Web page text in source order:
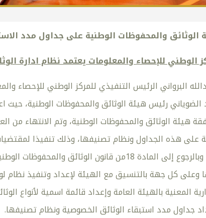
الوثائق والمحفوظات الوطنية على جداول مدد
الوطني للإحصاء والمعلومات يعتمد نظام ادارة
البرواني الرئيس التنفيذي للمركز الوطني للإحصاء
رئيس هيئة الوثائق والمحفوظات الوطنية، حيث
هيئة الوثائق والمحفوظات الوطنية، وتم الانتهاء من
على هذه الجداول ونظام تصنيفها، وذلك تنفيذا
بالمرسوم السلطاني رقم 60 /2007، وبالرجوع إلى المادة
وعلى كل جهة بالتنسيق مع الهيئة لإعداد وتنفيذ نظام
المعنية بالهيئة العامة وإعداد قائمة اسمية لأنواع
جداول مدد استبقاء الوثائق الخصوصية ونظام تصنيفها.